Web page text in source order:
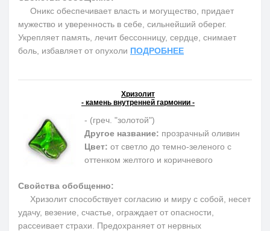
Оникс обеспечивает власть и могущество, придает
мужество и уверенность в себе, сильнейший оберег.
Укрепляет память, лечит бессонницу, сердце, снимает
боль, избавляет от опухоли ПОДРОБНЕЕ
Хризолит
- камень внутренней гармонии -
- (греч. "золотой")
Другое название: прозрачный оливин
Цвет: от светло до темно-зеленого с
оттенком желтого и коричневого
Свойства обобщенно:
Хризолит способствует согласию и миру с собой, несет
удачу, везение, счастье, ограждает от опасности,
рассеивает страхи. Предохраняет от нервных